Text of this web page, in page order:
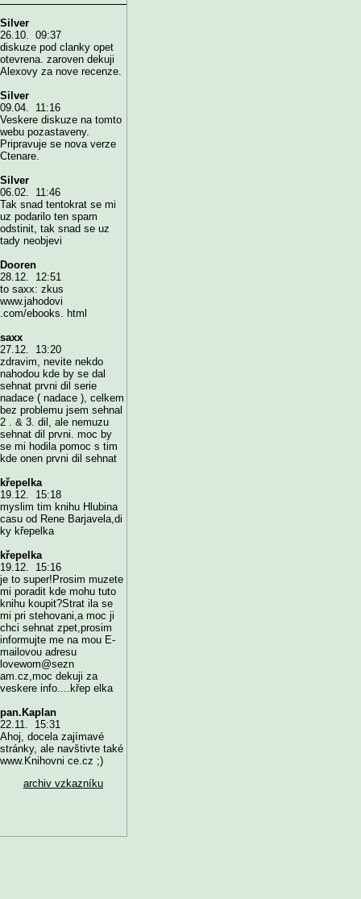
Silver
26.10. 09:37
diskuze pod clanky opet
otevrena. zaroven dekuji
Alexovy za nove recenze.
Silver
09.04. 11:16
Veskere diskuze na tomto
webu pozastaveny.
Pripravuje se nova verze
Ctenare.
Silver
06.02. 11:46
Tak snad tentokrat se mi
uz podarilo ten spam
odstinit, tak snad se uz
tady neobjevi
Dooren
28.12. 12:51
to saxx: zkus
www.jahodovi
.com/ebooks. html
saxx
27.12. 13:20
zdravim, nevite nekdo
nahodou kde by se dal
sehnat prvni dil serie
nadace ( nadace ), celkem
bez problemu jsem sehnal
2 . & 3. dil, ale nemuzu
sehnat dil prvni. moc by
se mi hodila pomoc s tim
kde onen prvni dil sehnat
křepelka
19.12. 15:18
myslim tim knihu Hlubina
casu od Rene Barjavela,di
ky křepelka
křepelka
19.12. 15:16
je to super!Prosim muzete
mi poradit kde mohu tuto
knihu koupit?Strat ila se
mi pri stehovani,a moc ji
chci sehnat zpet,prosim
informujte me na mou E-
mailovou adresu
lovewom@sezn
am.cz,moc dekuji za
veskere info....křep elka
pan.Kaplan
22.11. 15:31
Ahoj, docela zajímavé
stránky, ale navštivte také
www.Knihovni ce.cz ;)
archiv vzkazníku